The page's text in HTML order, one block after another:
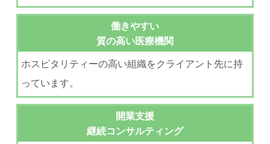
働きやすい
質の高い医療機関
ホスピタリティーの高い組織をクライアント先に持
っています。
開業支援
継続コンサルティング